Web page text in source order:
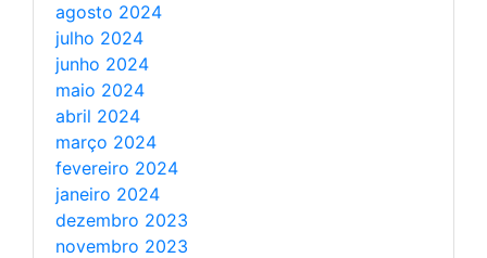
agosto 2024
julho 2024
junho 2024
maio 2024
abril 2024
março 2024
fevereiro 2024
janeiro 2024
dezembro 2023
novembro 2023